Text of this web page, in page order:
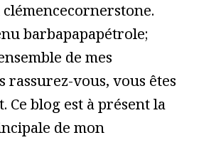
clémencecornerstone.
barbapapapétrole;
de mes
rassurez-vous, vous êtes
Ce blog est à présent la
de mon